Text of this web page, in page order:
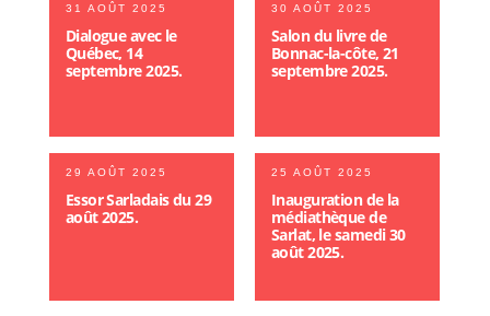
31 AOÛT 2025
Dialogue avec le
Québec, 14
septembre 2025.
30 AOÛT 2025
Salon du livre de
Bonnac-la-côte, 21
septembre 2025.
29 AOÛT 2025
Essor Sarladais du 29
août 2025.
25 AOÛT 2025
Inauguration de la
médiathèque de
Sarlat, le samedi 30
août 2025.